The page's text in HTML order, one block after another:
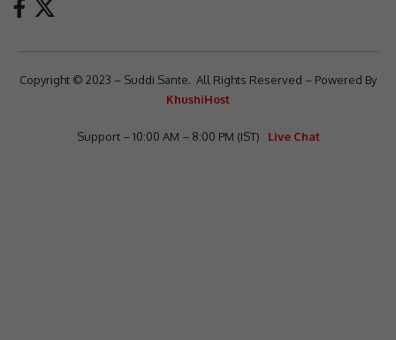
Copyright © 2023 – Suddi Sante. All Rights Reserved – Powered By
KhushiHost
Support – 10:00 AM – 8:00 PM (IST) Live Chat